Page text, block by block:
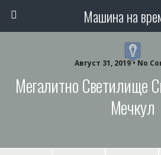
Машина на
Август 31, 2019 • No
Мегалитно Светилище
Мечкул